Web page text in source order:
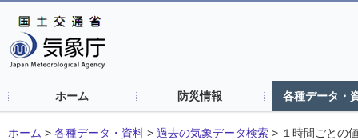
ホーム 防災情報 各種データ・
ホーム > 各種データ・資料 > 過去の気象データ検索 > １時間ごとの